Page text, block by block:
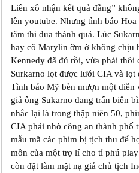
Liên xô nhận kết quả đắng”
lên youtube. Nhưng tình báo
tâm thi đua thành quả. Lúc
hay cô Marylin ỡm ờ không chịu
Kennedy đã đủ rồi, vừa phải
Surkarno lọt được lưới CIA và
Tình báo Mỹ bèn mượn một diễn
giả ông Sukarno đang trấn biên
nhắc lại là trong thập niên 50,
CIA phải nhờ công an thành phố
mẫu mã các phim bị tịch thu để
môn của một trợ lí cho tỉ phú
còn đặt làm mặt nạ giả chủ tịch